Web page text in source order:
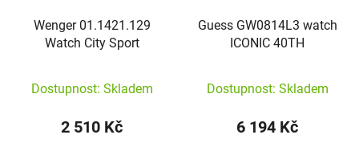
Wenger 01.1421.129
Watch City Sport
Dostupnost: Skladem
2 510 Kč
Guess GW0814L3 watch
ICONIC 40TH
Dostupnost: Skladem
6 194 Kč